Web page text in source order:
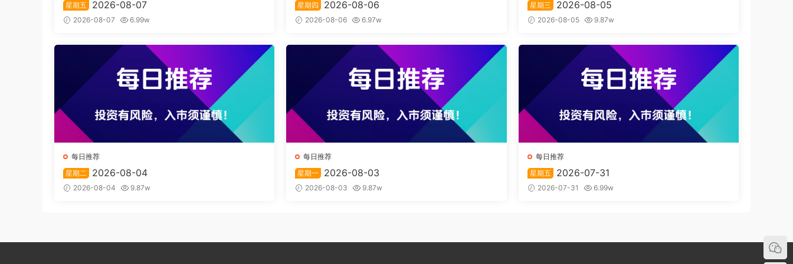
星期五 2026-08-07
2026-08-07 6.99w
星期四 2026-08-06
2026-08-06 6.97w
星期三 2026-08-05
2026-08-05 9.87w
每日推荐
星期二
2026-08-04
2026-08-04 9.87w
每日推荐
星期一
2026-08-03
2026-08-03 9.87w
每日推荐
星期五
2026-07-31
2026-07-31 6.99w